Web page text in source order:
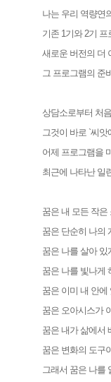
나는 우리 역량연
기존 1기와 2기
새로운 버전의 더
그 프로그램의 준
상담소로부터 처
그것이 바로 `씨
어제 프로그램을
최근에 나타난 일
꿈은 내 모든 작은
꿈은 단순히 나의
꿈은 나를 살아 있
꿈은 나를 빛나게
꿈은 이미 내 안에
꿈은 오아시스가
꿈은 내가 삶에서
꿈은 변화의 도구
그래서 꿈은 나를